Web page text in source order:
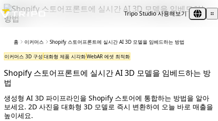
Tripo Studio 사용해보기
홈 이커머스 Shopify 스토어프론트에 실시간 AI 3D 모델을 임베드하는 방법
이커머스 3D 구성 대화형 제품 시각화WebAR 에셋 최적화
Shopify 스토어프론트에 실시간 AI 3D 모델을 임베드하는 방
법
생성형 AI 3D 파이프라인을 Shopify 스토어에 통합하는 방법을 알아
보세요. 2D 사진을 대화형 3D 모델로 즉시 변환하여 오늘 바로 매출을
높이세요.